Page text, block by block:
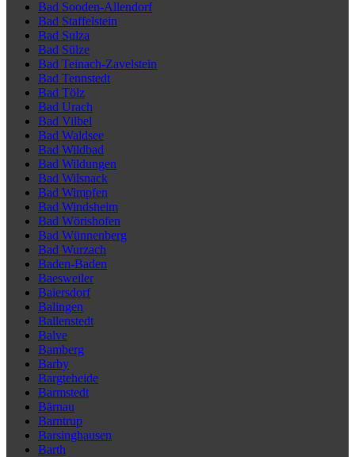
Bad Sooden-Allendorf
Bad Staffelstein
Bad Sulza
Bad Sülze
Bad Teinach-Zavelstein
Bad Tennstedt
Bad Tölz
Bad Urach
Bad Vilbel
Bad Waldsee
Bad Wildbad
Bad Wildungen
Bad Wilsnack
Bad Wimpfen
Bad Windsheim
Bad Wörishofen
Bad Wünnenberg
Bad Wurzach
Baden-Baden
Baesweiler
Baiersdorf
Balingen
Ballenstedt
Balve
Bamberg
Barby
Bargteheide
Barmstedt
Bärnau
Barntrup
Barsinghausen
Barth